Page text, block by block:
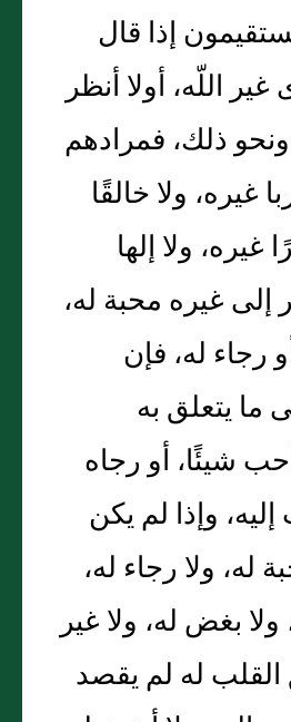
إذا قال
اللّه، أولا أنظر
ونحو ذلك، فمرادهم
غيره، ولا خالقًا
غيره، ولا إلها
إلى غيره محبة له،
رجاء له، فإن
ما يتعلق به
شيئًا، أو رجاه
وإذا لم يكن
له، ولا رجاء له،
بغض له، ولا غير
له لم يقصد